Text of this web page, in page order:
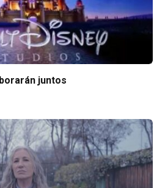
juntos